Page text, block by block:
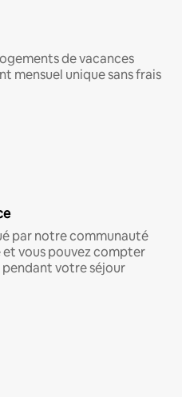
de vacances
mensuel unique sans frais
par notre communauté
vous pouvez compter
votre séjour